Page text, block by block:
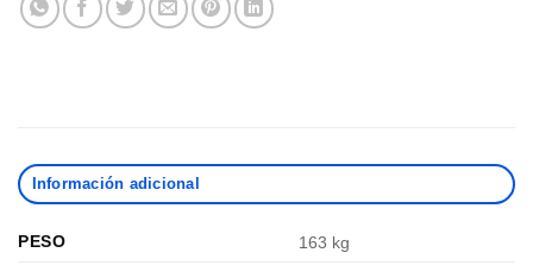
Información adicional
PESO 163 kg